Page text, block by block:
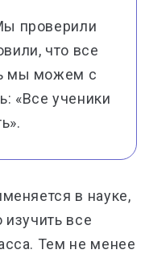
проверили
что все
мы можем с
«Все ученики
в науке,
все
Тем не менее